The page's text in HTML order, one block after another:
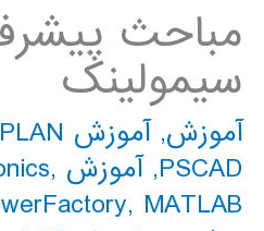
مباحث
سیمولینک
آموزش,آموزش ePLAN
PSCAD
,آموزش SimElectronics ,
, MATLAB